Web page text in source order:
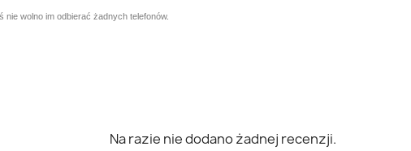
wolno im odbierać żadnych telefonów.
Na razie nie dodano żadnej recenzji.